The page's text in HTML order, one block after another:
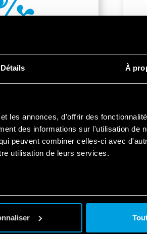
Détails À
les annonces, d'offrir des
des informations sur l'utilisation de
peuvent combiner celles-ci avec
utilisation de leurs services.
et mesure de